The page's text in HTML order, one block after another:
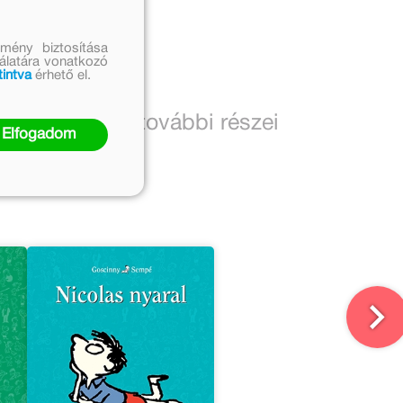
A sorozat további részei
biztosítása
vonatkozó
érhető el.
Elfogadom